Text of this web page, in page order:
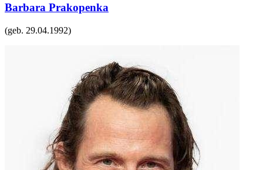
Barbara Prakopenka
(geb. 29.04.1992)